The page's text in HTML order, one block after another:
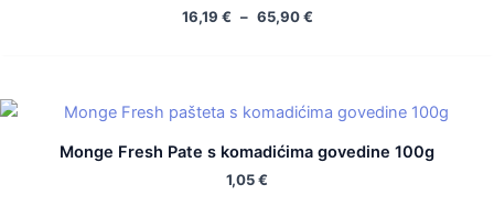
16,19 € – 65,90€
Monge Fresh Pate s komadićima govedine 100g
1,05€